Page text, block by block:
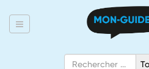
Toggle
navigation